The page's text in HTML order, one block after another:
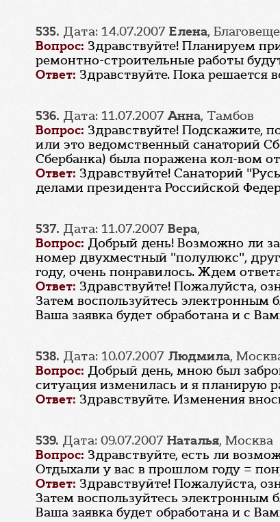
535. Дата: 14.07.2007 Елена,
Вопрос: Здравствуйте! Планируем
ремонтно-строительные работы
Ответ: Здравствуйте. Пока решается
536. Дата: 11.07.2007Анна, Тамбов
Вопрос: Здравствуйте! Подскажите,
или это ведомственный санаторий
Сбербанка) была поражена кол-вом
Ответ: Здравствуйте! Санаторий
делами президента Российской
537. Дата: 11.07.2007 Вера,
Вопрос: Добрый день! Возможно ли
номер двухместный "полулюкс",
году, очень понравилось. Ждем
Ответ: Здравствуйте! Пожалуйста,
Затем воспользуйтесь электронным
Ваша заявка будет обработана и с
538. Дата: 10.07.2007 Людмила,
Вопрос: Добрый день, мною был
ситуация изменилась и я планирую
Ответ: Здравствуйте. Изменения
539. Дата: 09.07.2007 Наталья, Москва
Вопрос: Здравствуйте, есть ли
Отдыхали у вас в прошлом году =
Ответ: Здравствуйте! Пожалуйста,
Затем воспользуйтесь электронным
Ваша заявка будет обработана и с